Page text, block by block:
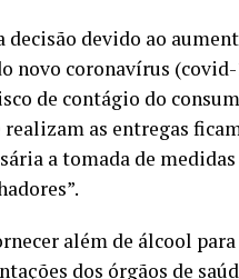
devido ao
novo coronavírus
de contágio do
as entregas
a tomada de
além de álcool
dos órgãos de